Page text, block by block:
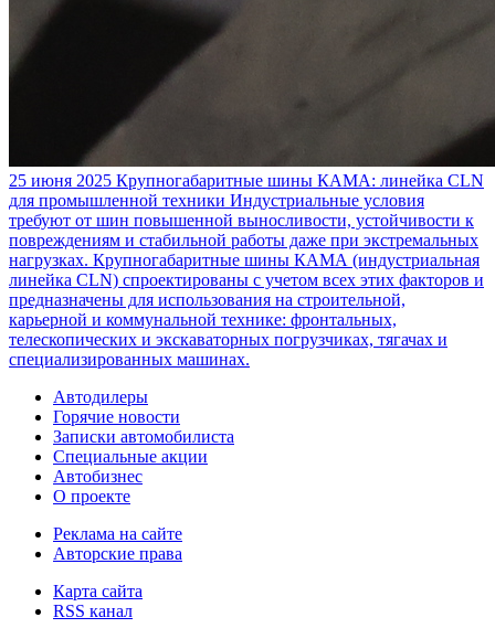
25 июня 2025 Крупногабаритные шины КАМА: линейка CLN
для промышленной техники Индустриальные условия
требуют от шин повышенной выносливости, устойчивости к
повреждениям и стабильной работы даже при экстремальных
нагрузках. Крупногабаритные шины КАМА (индустриальная
линейка CLN) спроектированы с учетом всех этих факторов и
предназначены для использования на строительной,
карьерной и коммунальной технике: фронтальных,
телескопических и экскаваторных погрузчиках, тягачах и
специализированных машинах.
Автодилеры
Горячие новости
Записки автомобилиста
Специальные акции
Автобизнес
О проекте
Реклама на сайте
Авторские права
Карта сайта
RSS канал